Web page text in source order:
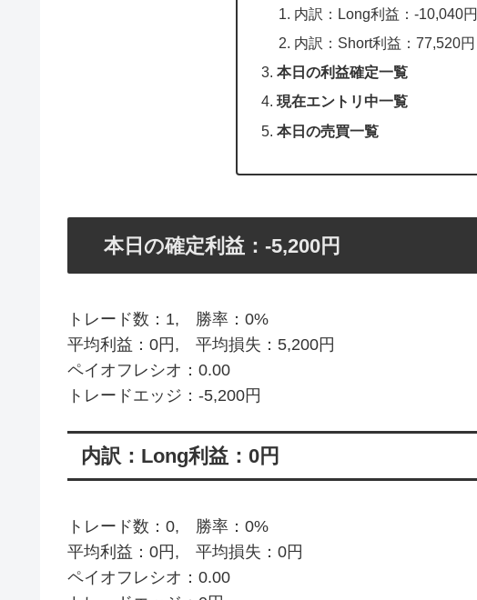
内訳：Long利益：-10,040円
内訳：Short利益：77,520円
本日の利益確定一覧
現在エントリ中一覧
本日の売買一覧
本日の確定利益：-5,200円
トレード数：1, 勝率：0%
平均利益：0円, 平均損失：5,200円
ペイオフレシオ：0.00
トレードエッジ：-5,200円
内訳：Long利益：0円
トレード数：0, 勝率：0%
平均利益：0円, 平均損失：0円
ペイオフレシオ：0.00